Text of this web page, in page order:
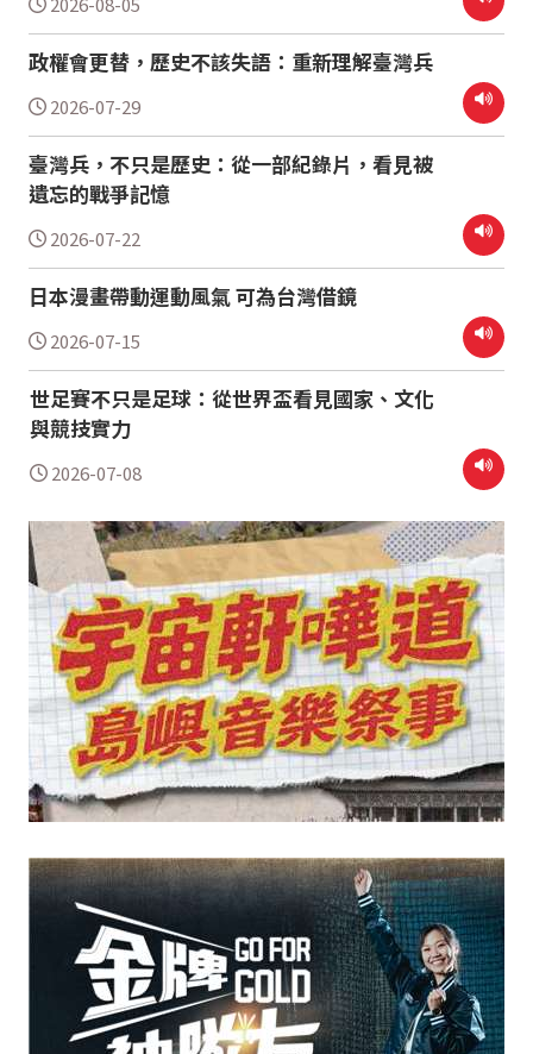
政權會更替，歷史不該失語：重新理解臺灣兵
2026-07-29
臺灣兵，不只是歷史：從一部紀錄片，看見被
遺忘的戰爭記憶
2026-07-22
日本漫畫帶動運動風氣 可為台灣借鏡
2026-07-15
世足賽不只是足球：從世界盃看見國家、文化
與競技實力
2026-07-08